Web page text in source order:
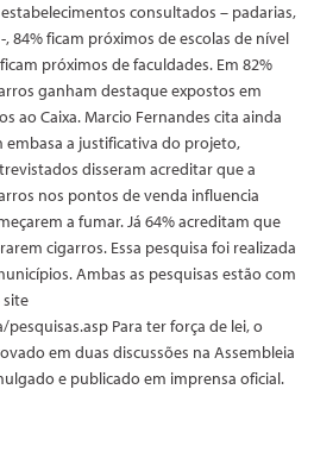
consultados – padarias,
84% ficam próximos de escolas de nível
próximos de faculdades. Em 82%
ganham destaque expostos em
ao Caixa. Marcio Fernandes cita ainda
a justificativa do projeto,
disseram acreditar que a
nos pontos de venda influencia
a fumar. Já 64% acreditam que
cigarros. Essa pesquisa foi realizada
Ambas as pesquisas estão com
site
Para ter força de lei, o
em duas discussões na Assembleia
e publicado em imprensa oficial.